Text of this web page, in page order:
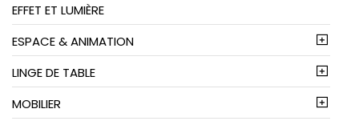
EFFET ET LUMIÈRE
ESPACE & ANIMATION
LINGE DE TABLE
MOBILIER